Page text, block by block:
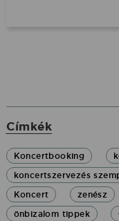
Címkék
Koncertbooking
koncertszervezés
Koncert
zenész
önbizalom tippek